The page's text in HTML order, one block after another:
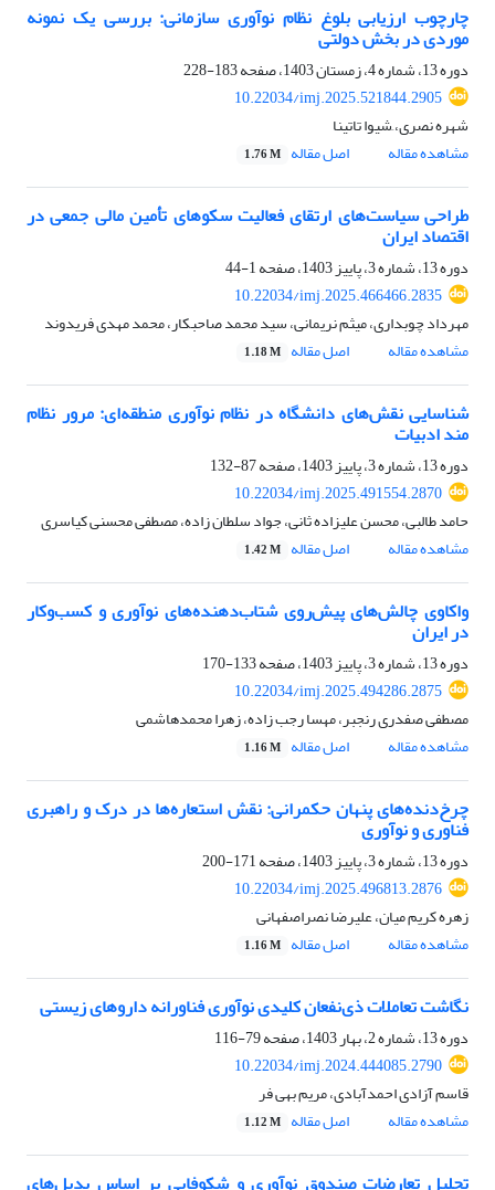
چارچوب ارزیابی بلوغ نظام نوآوری سازمانی: بررسی یک نمونه
موردی در بخش دولتی
دوره 13، شماره 4، زمستان 1403، صفحه
183-228
10.22034/imj.2025.521844.2905
شهره نصری، َشیوا تاتینا
مشاهده مقاله
اصل مقاله 1.76 M
طراحی سیاست‌های ارتقای فعالیت سکوهای تأمین مالی جمعی در
اقتصاد ایران
دوره 13، شماره 3، پاییز 1403، صفحه
1-44
10.22034/imj.2025.466466.2835
مهرداد چوبداری، میثم نریمانی، سید محمد صاحبکار، محمد مهدی فریدوند
مشاهده مقاله
اصل مقاله 1.18 M
شناسایی نقش‌های دانشگاه در نظام نوآوری منطقه‌ای: مرور نظام
مند ادبیات
دوره 13، شماره 3، پاییز 1403، صفحه
87-132
10.22034/imj.2025.491554.2870
حامد طالبی، محسن علیزاده ثانی، جواد سلطان زاده، مصطفی محسنی کیاسری
مشاهده مقاله
اصل مقاله 1.42 M
واکاوی چالش‌های پیش‌روی شتاب‌دهنده‌های نوآوری و کسب‌وکار
در ایران
دوره 13، شماره 3، پاییز 1403، صفحه
133-170
10.22034/imj.2025.494286.2875
مصطفی صفدری رنجبر، مهسا رجب زاده، زهرا محمدهاشمی
مشاهده مقاله
اصل مقاله 1.16 M
چرخ‌دنده‌های پنهان حکمرانی: نقش استعاره‌ها در درک و راهبری
فناوری و نوآوری
دوره 13، شماره 3، پاییز 1403، صفحه
171-200
10.22034/imj.2025.496813.2876
زهره کریم میان، علیرضا نصراصفهانی
مشاهده مقاله
اصل مقاله 1.16 M
نگاشت تعاملات ذی‌نفعان کلیدی نوآوری فناورانه داروهای زیستی
دوره 13، شماره 2، بهار 1403، صفحه
79-116
10.22034/imj.2024.444085.2790
قاسم آزادی احمدآبادی، مریم بهی فر
مشاهده مقاله
اصل مقاله 1.12 M